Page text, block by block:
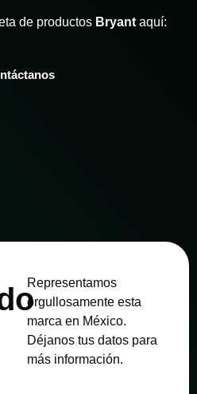
de productos Bryantaquí:
Representamos
orgullosamente esta
marca en México.
Déjanos tus datos para
más información.